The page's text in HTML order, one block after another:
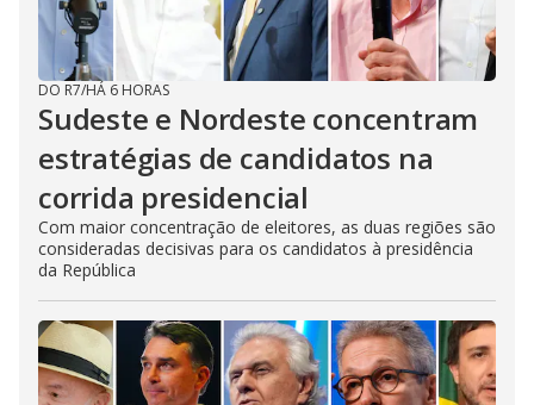
DO R7/HÁ 6 HORAS
Sudeste e Nordeste concentram
estratégias de candidatos na
corrida presidencial
Com maior concentração de eleitores, as duas regiões são
consideradas decisivas para os candidatos à presidência
da República